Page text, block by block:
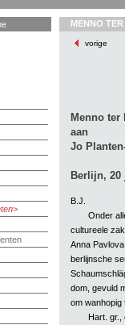
MENNO
vorige
Menno ter
aan
Jo
Berlijn, 20
B.J.
Onder
cultureele
Anna
berlijnsche
dom, gevuld
om wanhopig
Hart. gr.,